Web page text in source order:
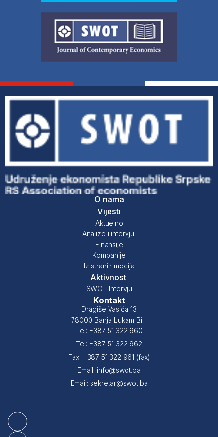
O nama
Vijesti
Aktuelno
Analize i intervjui
Finansije
Kompanije
Iz stranih medija
Aktivnosti
SWOT Intervju
Kontakt
Dragiše Vasića 13
78000 Banja Lukam BiH
Tel: +387 51 322 960
Tel: +387 51 322 962
Fax: +387 51 322 961 (fax)
Email: info@swot.ba
Email: sekretar@swot.ba